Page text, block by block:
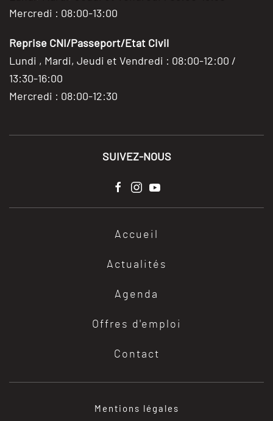
Mercredi : 08:00-13:00
Reprise CNI/Passeport/Etat Civil
Lundi , Mardi, Jeudi et Vendredi : 08:00-12:00 /
13:30-16:00
Mercredi : 08:00-12:30
SUIVEZ-NOUS
Accueil
Actualités
Agenda
Offres d'emploi
Contact
Mentions légales